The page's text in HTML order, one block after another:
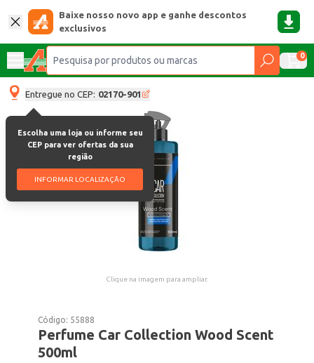
Baixe nosso novo app e ganhe descontos
exclusivos
0
Entregue no CEP: 02170-901
Escolha uma loja ou informe seu
CEP para ver ofertas da sua
região
INFORMAR LOCALIZAÇÃO
Clique na imagem para ampliar.
Código: 55888
Perfume Car Collection Wood Scent
500ml